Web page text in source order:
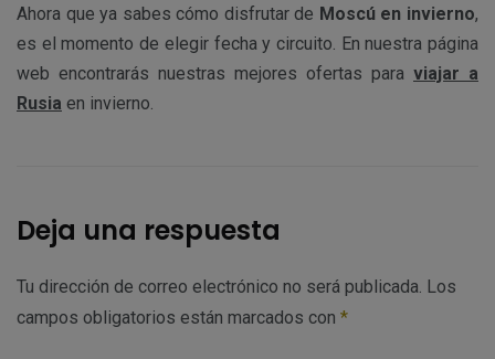
Ahora que ya sabes cómo disfrutar de Moscú en invierno,
es el momento de elegir fecha y circuito. En nuestra página
web encontrarás nuestras mejores ofertas para viajar a
Rusia en invierno.
Deja una respuesta
Tu dirección de correo electrónico no será publicada. Los
campos obligatorios están marcados con *